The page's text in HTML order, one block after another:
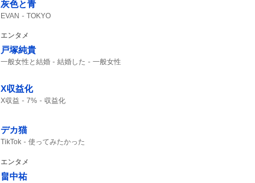
灰色と青
EVAN TOKYO
エンタメ
戸塚純貴
一般女性と結婚 結婚した 一般女性
X収益化
X収益 7% 収益化
デカ猫
TikTok 使ってみたかった
エンタメ
畠中祐